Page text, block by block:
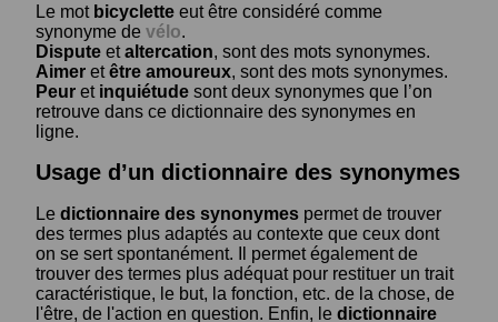
Le mot bicyclette eut être considéré comme
synonyme de vélo.
Dispute etaltercation, sont des mots synonymes.
Aimer etêtre amoureux, sont des mots synonymes.
Peur et inquiétude sont deux synonymes que l’on
retrouve dans ce dictionnaire des synonymes en
ligne.
Usage d’un dictionnaire des synonymes
Le dictionnaire des synonymes permet de trouver
des termes plus adaptés au contexte que ceux dont
on se sert spontanément. Il permet également de
trouver des termes plus adéquat pour restituer un trait
caractéristique, le but, la fonction, etc. de la chose, de
l'être, de l'action en question. Enfin, le dictionnaire